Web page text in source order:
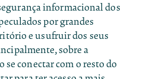
informacional dos
por grandes
e usufruir dos seus
sobre a
conectar com o resto do